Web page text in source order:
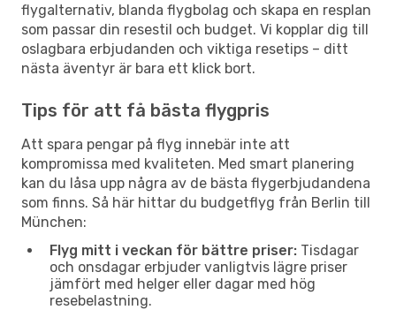
flygalternativ, blanda flygbolag och skapa en resplan
som passar din resestil och budget. Vi kopplar dig till
oslagbara erbjudanden och viktiga resetips – ditt
nästa äventyr är bara ett klick bort.
Tips för att få bästa flygpris
Att spara pengar på flyg innebär inte att
kompromissa med kvaliteten. Med smart planering
kan du låsa upp några av de bästa flygerbjudandena
som finns. Så här hittar du budgetflyg från Berlin till
München:
Flyg mitt i veckan för bättre priser: Tisdagar
och onsdagar erbjuder vanligtvis lägre priser
jämfört med helger eller dagar med hög
resebelastning.